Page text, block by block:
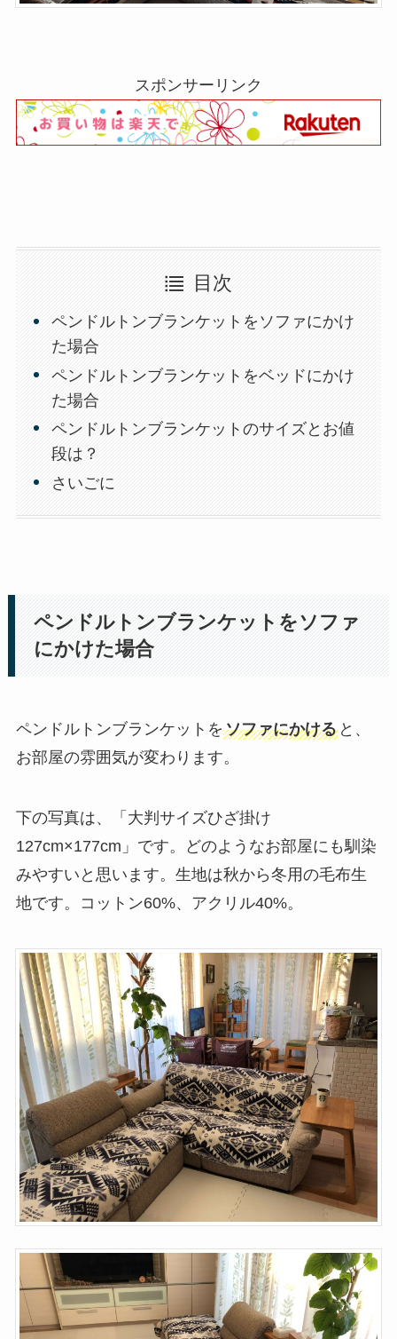
スポンサーリンク
目次
ペンドルトンブランケットをソファにかけ
た場合
ペンドルトンブランケットをベッドにかけ
た場合
ペンドルトンブランケットのサイズとお値
段は？
さいごに
ペンドルトンブランケットをソファ
にかけた場合
ペンドルトンブランケットをソファにかけると、
お部屋の雰囲気が変わります。
下の写真は、「大判サイズひざ掛け
127cm×177cm」です。どのようなお部屋にも馴染
みやすいと思います。生地は秋から冬用の毛布生
地です。コットン60%、アクリル40%。